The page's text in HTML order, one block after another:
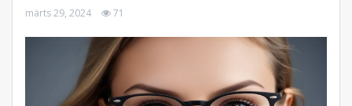
märts 29, 2024 71